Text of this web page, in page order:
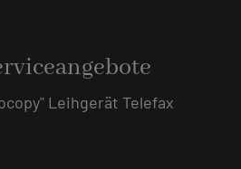
Leihgerät Telefax